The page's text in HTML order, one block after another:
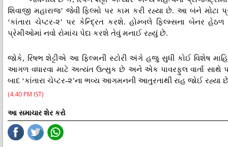
શિવાજી મહારાજ’ જેવી ફિલ્મો પર કામ કરી રહ્યા છે. આ બંને
‘કાંતારા ચેપ્ટર-૨’ પર કેન્દ્રિત કરશે. હોમ્બલે ફિલ્મ્સના બેનર
પ્રેમીઓમાં નવો રોમાંચ પેદા કરશે તેવું મનાઈ રહ્યું છે.
​જોકે, રિષભ શેટ્ટીએ આ ફિલ્મની સ્ટોરી અંગે હજુ સુધી કોઈ વિશેષ
આગળ વધારવા માટે અત્યંત ઉત્સુક છે અને એક પાવરફુલ વાર્તા સાથે
બાદ ‘કાંતારા ચેપ્ટર-૨’ના ભવ્ય આગમનની આતુરતાથી રાહ જોઈ રહ્યા
(4:40 PM IST)
આ સમાચાર શેર કરો